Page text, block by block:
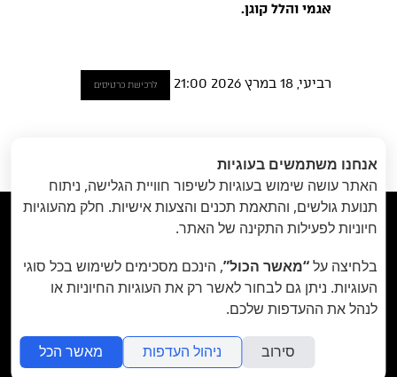
אגמי והלל קוגן.
רביעי, 18 במרץ 2026 21:00 לרכישת כרטיסים
הקודם : Techniques
of Seduction // 25.7
ביולי »

תיאטרון הבית - Habait Theatre רחוב נועם 5, יפו.
קידום נתיב האמן ע"ר 580107977
אנחנו משתמשים בעוגיות
האתר עושה שימוש בעוגיות לשיפור חוויית הגלישה, ניתוח
תנועת גולשים, והתאמת תכנים והצעות אישיות. חלק מהעוגיות
חיוניות לפעילות התקינה של האתר.
בלחיצה על“מאשר הכול”, הינכם מסכימים לשימוש בכל סוגי
העוגיות. ניתן גם לבחור לאשר רק את העוגיות החיוניות או
לנהל את ההעדפות שלכם.
סירוב ניהול העדפות מאשר הכל